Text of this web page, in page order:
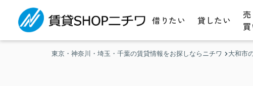
借りたい 貸したい
東京・神奈川・埼玉・千葉の賃貸情報をお探しならニチワ 大和市